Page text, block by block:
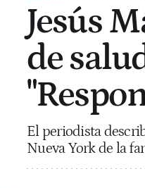
Jesús
de
El periodista
Nueva York de la